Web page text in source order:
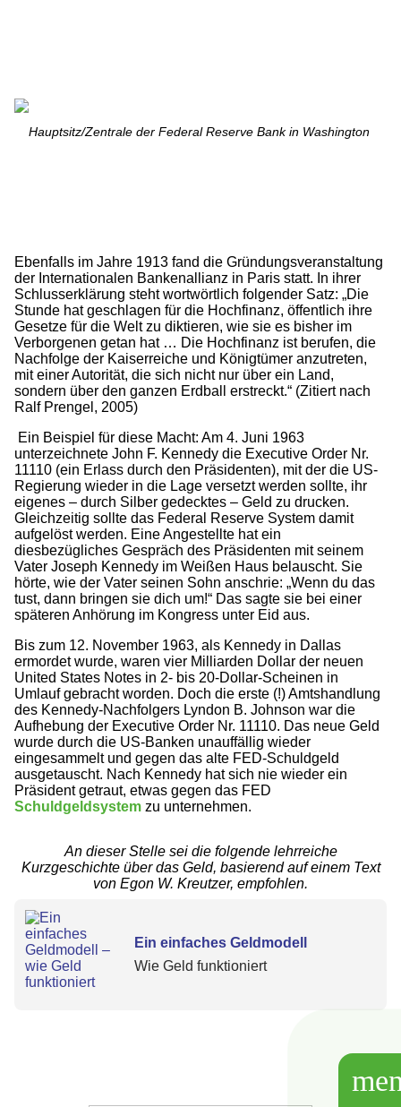
Hauptsitz/Zentrale der Federal Reserve Bank in Washington
Ebenfalls im Jahre 1913 fand die Gründungsveranstaltung
der Internationalen Bankenallianz in Paris statt. In ihrer
Schlusserklärung steht wortwörtlich folgender Satz: „Die
Stunde hat geschlagen für die Hochfinanz, öffentlich ihre
Gesetze für die Welt zu diktieren, wie sie es bisher im
Verborgenen getan hat … Die Hochfinanz ist berufen, die
Nachfolge der Kaiserreiche und Königtümer anzutreten,
mit einer Autorität, die sich nicht nur über ein Land,
sondern über den ganzen Erdball erstreckt.“ (Zitiert nach
Ralf Prengel, 2005)
Ein Beispiel für diese Macht: Am 4. Juni 1963
unterzeichnete John F. Kennedy die Executive Order Nr.
11110 (ein Erlass durch den Präsidenten), mit der die US-
Regierung wieder in die Lage versetzt werden sollte, ihr
eigenes – durch Silber gedecktes – Geld zu drucken.
Gleichzeitig sollte das Federal Reserve System damit
aufgelöst werden. Eine Angestellte hat ein
diesbezügliches Gespräch des Präsidenten mit seinem
Vater Joseph Kennedy im Weißen Haus belauscht. Sie
hörte, wie der Vater seinen Sohn anschrie: „Wenn du das
tust, dann bringen sie dich um!“ Das sagte sie bei einer
späteren Anhörung im Kongress unter Eid aus.
Bis zum 12. November 1963, als Kennedy in Dallas
ermordet wurde, waren vier Milliarden Dollar der neuen
United States Notes in 2- bis 20-Dollar-Scheinen in
Umlauf gebracht worden. Doch die erste (!) Amtshandlung
des Kennedy-Nachfolgers Lyndon B. Johnson war die
Aufhebung der Executive Order Nr. 11110. Das neue Geld
wurde durch die US-Banken unauffällig wieder
eingesammelt und gegen das alte FED-Schuldgeld
ausgetauscht. Nach Kennedy hat sich nie wieder ein
Präsident getraut, etwas gegen das FED
Schuldgeldsystem zu unternehmen.
An dieser Stelle sei die folgende lehrreiche
Kurzgeschichte über das Geld, basierend auf einem Text
von Egon W. Kreutzer, empfohlen.
Ein einfaches Geldmodell
Wie Geld funktioniert